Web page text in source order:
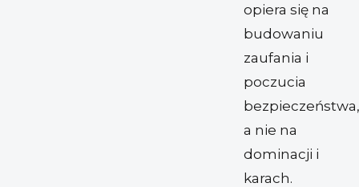
opiera się na
budowaniu
zaufania i
poczucia
bezpieczeństwa,
a nie na
dominacji i
karach.